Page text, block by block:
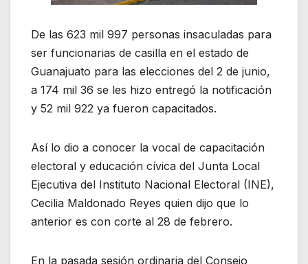
De las 623 mil 997 personas insaculadas para
ser funcionarias de casilla en el estado de
Guanajuato para las elecciones del 2 de junio,
a 174 mil 36 se les hizo entregó la notificación
y 52 mil 922 ya fueron capacitados.
Así lo dio a conocer la vocal de capacitación
electoral y educación cívica del Junta Local
Ejecutiva del Instituto Nacional Electoral (INE),
Cecilia Maldonado Reyes quien dijo que lo
anterior es con corte al 28 de febrero.
En la pasada sesión ordinaria del Consejo